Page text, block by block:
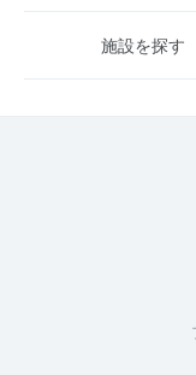
施設を探す